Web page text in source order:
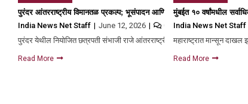
पुरंदर आंतरराष्ट्रीय विमानतळ प्रकल्प; भूसंपादन आणि मोबदला स्वीकारण्याकरिता
India News Net Staff June 12, 2026 0
पुरंदर येथील नियोजित छत्रपती संभाजी राजे आंतरराष्ट्रीय विमानतळासाठी भूसंपादन
Read More
मुंबईत १० वर्षांमधील
India News Net Staff
महाराष्ट्रात मान्सून
Read More